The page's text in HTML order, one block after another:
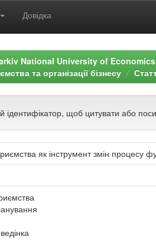
Довідка
National University of Economics
та організації бізнесу
ідентифікатор, щоб цитувати або
як інструмент змін процесу